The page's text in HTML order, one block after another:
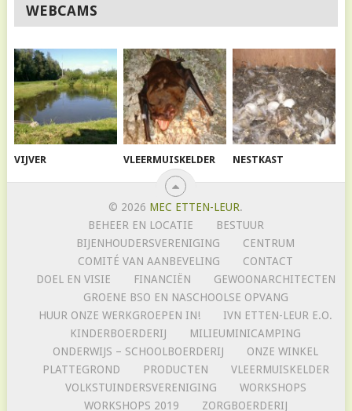
WEBCAMS
VIJVER VLEERMUISKELDER NESTKAST
© 2026 MEC ETTEN-LEUR.
BEHEER EN LOCATIE
BESTUUR
BIJENHOUDERSVERENIGING
CENTRUM
COMITÉ VAN AANBEVELING
CONTACT
DOEL EN VISIE
FINANCIËN
GEWOONARCHITECTEN
GROENE BSO EN NASCHOOLSE OPVANG
HUUR ONZE WERKGROEPEN IN!
IVN ETTEN-LEUR E.O.
KINDERBOERDERIJ
MILIEUMINICAMPING
ONDERWIJS – SCHOOLBOERDERIJ
ONZE WINKEL
PLATTEGROND
PRODUCTEN
VLEERMUISKELDER
VOLKSTUINDERSVERENIGING
WORKSHOPS
WORKSHOPS 2019
ZORGBOERDERIJ